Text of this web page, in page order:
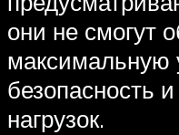
они не смогут
максимальную
безопасность
нагрузок.